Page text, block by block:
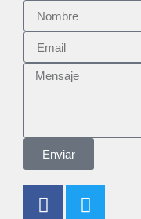
Enviar